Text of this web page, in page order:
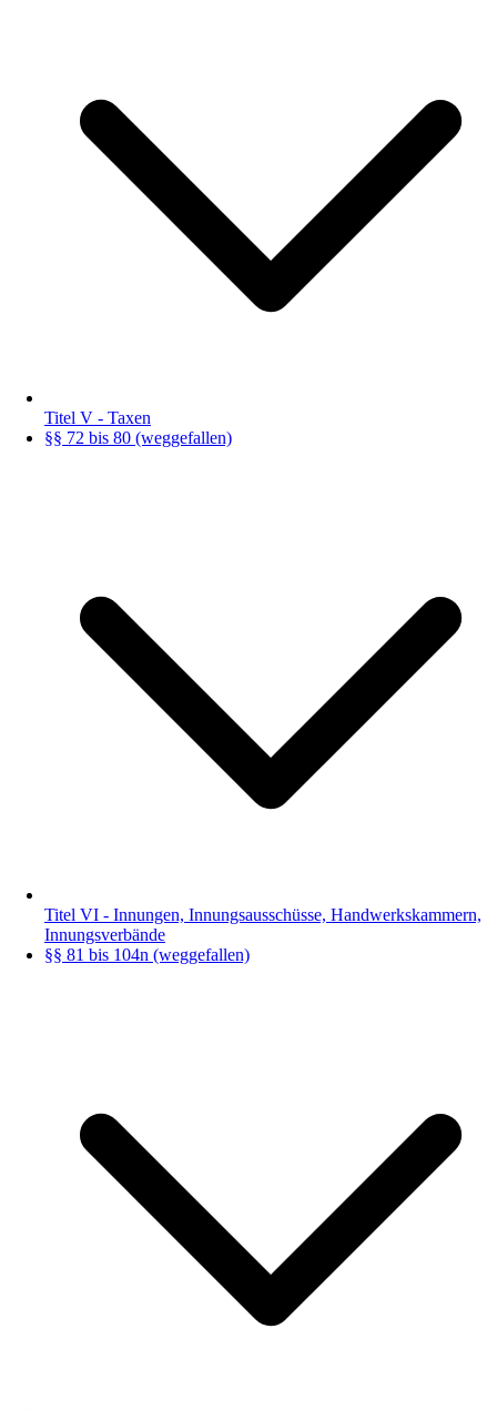
Titel V - Taxen
§§ 72 bis 80 (weggefallen)
Titel VI - Innungen, Innungsausschüsse, Handwerkskammern,
Innungsverbände
§§ 81 bis 104n (weggefallen)